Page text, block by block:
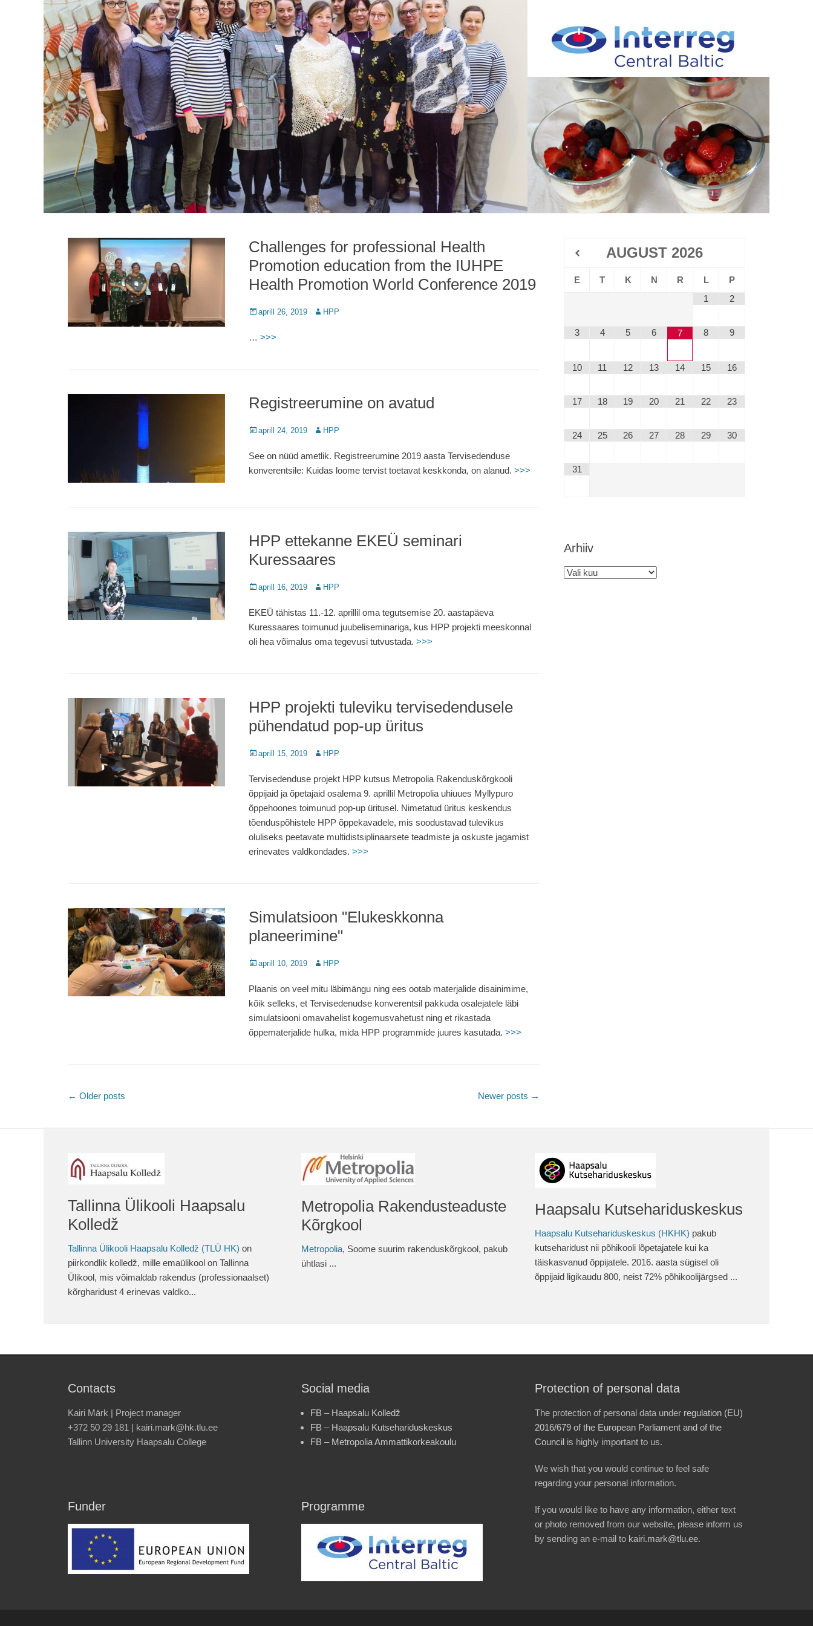
Challenges for professional Health
Promotion education from the IUHPE
Health Promotion World Conference 2019
Posted
aprill 26, 2019 Author
HPP
… >>>
Registreerumine on avatud
Posted
aprill 24, 2019 Author
HPP
See on nüüd ametlik. Registreerumine 2019 aasta Tervisedenduse
konverentsile: Kuidas loome tervist toetavat keskkonda, on alanud. >>>
HPP ettekanne EKEÜ seminari
Kuressaares
Posted
aprill 16, 2019 Author
HPP
EKEÜ tähistas 11.-12. aprillil oma tegutsemise 20. aastapäeva
Kuressaares toimunud juubeliseminariga, kus HPP projekti meeskonnal
oli hea võimalus oma tegevusi tutvustada. >>>
HPP projekti tuleviku tervisedendusele
pühendatud pop-up üritus
Posted
aprill 15, 2019 Author
HPP
Tervisedenduse projekt HPP kutsus Metropolia Rakenduskõrgkooli
õppijaid ja õpetajaid osalema 9. aprillil Metropolia uhiuues Myllypuro
õppehoones toimunud pop-up üritusel. Nimetatud üritus keskendus
tõenduspõhistele HPP õppekavadele, mis soodustavad tulevikus
oluliseks peetavate multidistsiplinaarsete teadmiste ja oskuste jagamist
erinevates valdkondades. >>>
Simulatsioon "Elukeskkonna
planeerimine"
Posted
aprill 10, 2019 Author
HPP
Plaanis on veel mitu läbimängu ning ees ootab materjalide disainimime,
kõik selleks, et Tervisedenudse konverentsil pakkuda osalejatele läbi
simulatsiooni omavahelist kogemusvahetust ning et rikastada
õppematerjalide hulka, mida HPP programmide juures kasutada. >>>
Post
← Older posts Newer posts →
AUGUST 2026
E T K N R L
P
1
2
3 4 5 6 7 8 9
10 11 12 13 14 15 16
17 18 19 20 21 22 23
24 25 26 27 28 29 30
31
Arhiiv
Arhiiv
Tallinna Ülikooli Haapsalu
Kolledž
Tallinna Ülikooli Haapsalu Kolledž (TLÜ HK) on
piirkondlik kolledž, mille emaülikool on Tallinna
Ülikool, mis võimaldab rakendus (professionaalset)
kõrgharidust 4 erinevas valdko...
Metropolia Rakendusteaduste
Kõrgkool
Metropolia, Soome suurim rakenduskõrgkool, pakub
ühtlasi ...
Haapsalu Kutsehariduskeskus
Haapsalu Kutsehariduskeskus (HKHK) pakub
kutseharidust nii põhikooli lõpetajatele kui ka
täiskasvanud õppijatele. 2016. aasta sügisel oli
õppijaid ligikaudu 800, neist 72% põhikoolijärgsed ...
Contacts
Kairi Märk | Project manager
+372 50 29 181 | kairi.mark@hk.tlu.ee
Tallinn University Haapsalu College
Funder
Social media
FB – Haapsalu Kolledž
FB – Haapsalu Kutsehariduskeskus
FB – Metropolia Ammattikorkeakoulu
Programme
Protection of personal data
The protection of personal data under regulation (EU)
2016/679 of the European Parliament and of the
Council is highly important to us.
We wish that you would continue to feel safe
regarding your personal information.
If you would like to have any information, either text
or photo removed from our website, please inform us
by sending an e-mail to kairi.mark@tlu.ee.